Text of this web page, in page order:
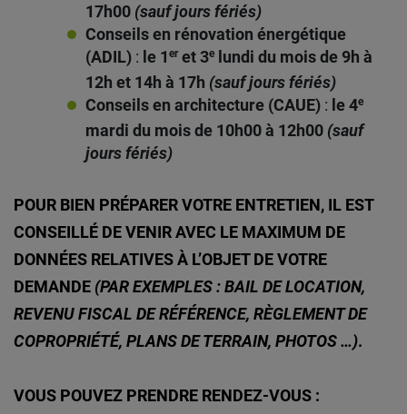
17h00 (sauf jours fériés)
Conseils en rénovation énergétique
(ADIL) : le 1 eret 3e
lundi du mois de 9h à
12h et 14h à 17h (sauf jours fériés)
Conseils en architecture (CAUE) : le 4e
mardi du mois de 10h00 à 12h00 (sauf
jours fériés)
POUR BIEN PRÉPARER VOTRE ENTRETIEN, IL EST
CONSEILLÉ DE VENIR AVEC LE MAXIMUM DE
DONNÉES RELATIVES À L’OBJET DE VOTRE
DEMANDE (PAR EXEMPLES : BAIL DE LOCATION,
REVENU FISCAL DE RÉFÉRENCE, RÈGLEMENT DE
COPROPRIÉTÉ, PLANS DE TERRAIN, PHOTOS …).
VOUS POUVEZ PRENDRE RENDEZ-VOUS :